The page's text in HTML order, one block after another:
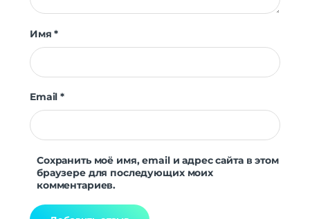
Имя*
Email*
Сохранить моё имя, email и адрес сайта в этом
браузере для последующих моих
комментариев.